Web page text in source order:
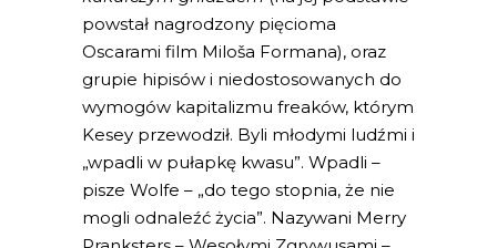
powstał nagrodzony pięcioma
Oscarami film Miloša Formana), oraz
grupie hipisów i niedostosowanych do
wymogów kapitalizmu freaków, którym
Kesey przewodził. Byli młodymi ludźmi i
„wpadli w pułapkę kwasu”. Wpadli –
pisze Wolfe – „do tego stopnia, że nie
mogli odnaleźć życia”. Nazywani Merry